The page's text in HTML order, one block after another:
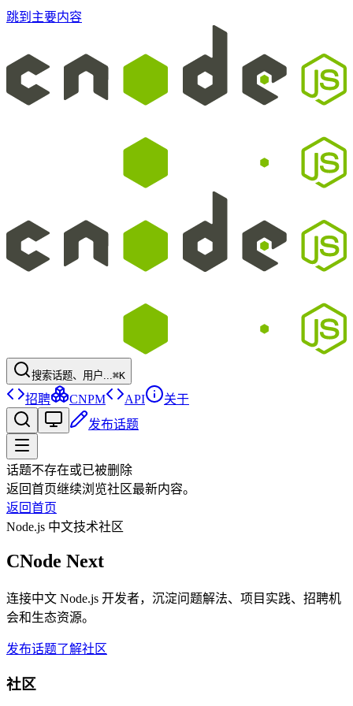
跳到主要内容
搜索话题、用户...⌘K
招聘 CNPM API
关于
发布话题
话题不存在或已被删除
返回首页继续浏览社区最新内容。
返回首页
Node.js 中文技术社区
CNode Next
连接中文 Node.js 开发者，沉淀问题解法、项目实践、招聘机
会和生态资源。
发布话题了解社区
社区